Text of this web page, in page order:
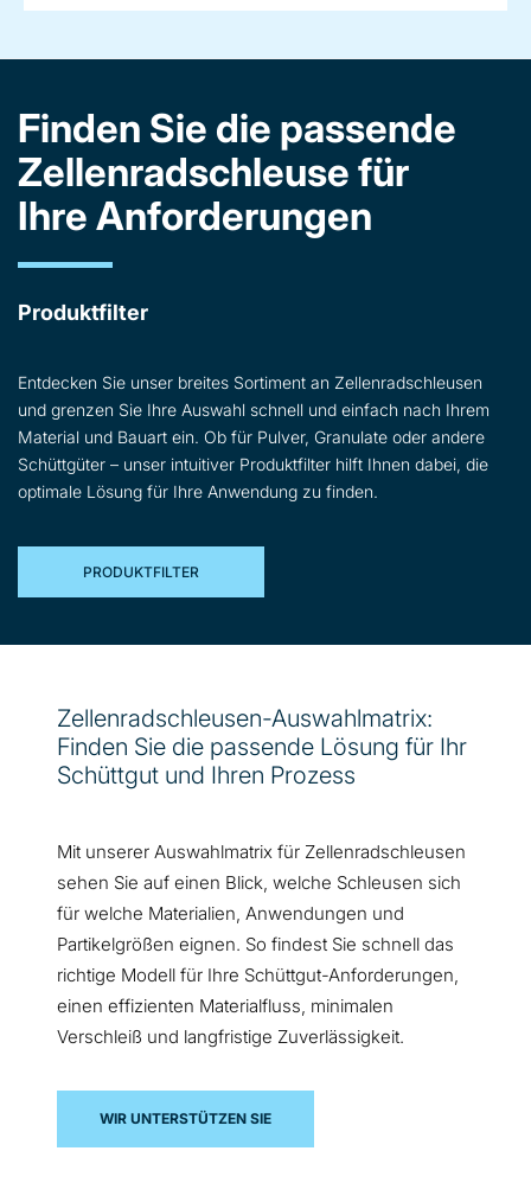
Finden Sie die passende
Zellenradschleuse für
Ihre Anforderungen
Produktfilter
Entdecken Sie unser breites Sortiment an Zellenradschleusen
und grenzen Sie Ihre Auswahl schnell und einfach nach Ihrem
Material und Bauart ein. Ob für Pulver, Granulate oder andere
Schüttgüter – unser intuitiver Produktfilter hilft Ihnen dabei, die
optimale Lösung für Ihre Anwendung zu finden.
PRODUKTFILTER
Zellenradschleusen-Auswahlmatrix:
Finden Sie die passende Lösung für Ihr
Schüttgut und Ihren Prozess
Mit unserer Auswahlmatrix für Zellenradschleusen
sehen Sie auf einen Blick, welche Schleusen sich
für welche Materialien, Anwendungen und
Partikelgrößen eignen. So findest Sie schnell das
richtige Modell für Ihre Schüttgut-Anforderungen,
einen effizienten Materialfluss, minimalen
Verschleiß und langfristige Zuverlässigkeit.
WIR UNTERSTÜTZEN SIE